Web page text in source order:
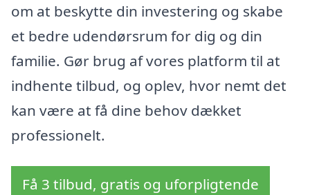
om at beskytte din investering og skabe
et bedre udendørsrum for dig og din
familie. Gør brug af vores platform til at
indhente tilbud, og oplev, hvor nemt det
kan være at få dine behov dækket
professionelt.
Få 3 tilbud, gratis og uforpligtende